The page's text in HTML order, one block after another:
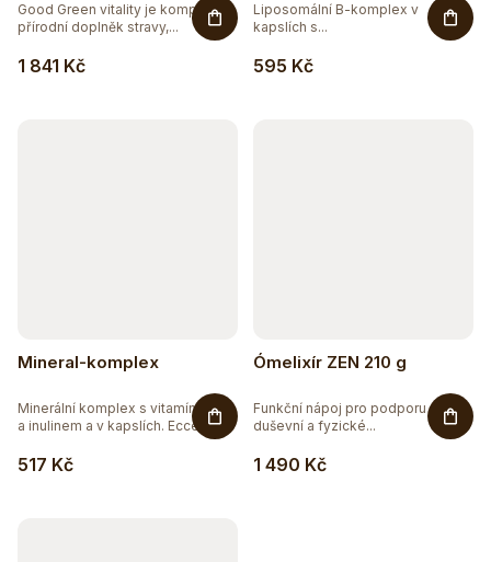
1 841 Kč
Good Green vitality je komplexní
přírodní doplněk stravy,...
595 Kč
Liposomální B-komplex v
kapslích s...
Mineral-komplex
517 Kč
Minerální komplex s vitamínem C
a inulinem a v kapslích. Ecce...
Ómelixír ZEN 210 g
1 490 Kč
Funkční nápoj pro podporu
duševní a fyzické...